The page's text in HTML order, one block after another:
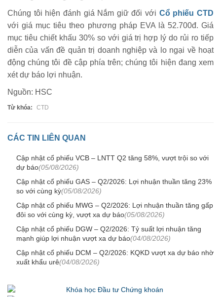
Chúng tôi hiện đánh giá Nắm giữ đối với Cổ phiếu CTD
với giá mục tiêu theo phương pháp EVA là 52.700đ. Giá
mục tiêu chiết khấu 30% so với giá trị hợp lý do rủi ro tiếp
diễn của vấn đề quản trị doanh nghiệp và lo ngại về hoạt
động chúng tôi đề cập phía trên; chúng tôi hiện đang xem
xét dự báo lợi nhuận.
Nguồn: HSC
Từ khóa: CTD
CÁC TIN LIÊN QUAN
Cập nhật cổ phiếu VCB – LNTT Q2 tăng 58%, vượt trội so với
dự báo(05/08/2026)
Cập nhật cổ phiếu GAS – Q2/2026: Lợi nhuận thuần tăng 23%
so với cùng kỳ(05/08/2026)
Cập nhật cổ phiếu MWG – Q2/2026: Lợi nhuận thuần tăng gấp
đôi so với cùng kỳ, vượt xa dự báo(05/08/2026)
Cập nhật cổ phiếu DGW – Q2/2026: Tỷ suất lợi nhuận tăng
mạnh giúp lợi nhuận vượt xa dự báo(04/08/2026)
Cập nhật cổ phiếu DCM – Q2/2026: KQKD vượt xa dự báo nhờ
xuất khẩu urê(04/08/2026)